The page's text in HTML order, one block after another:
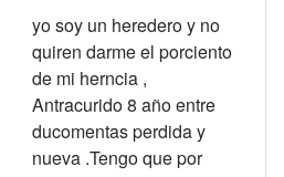
yo soy un heredero y no
quiren darme el porciento
de mi herncia ,
Antracurido 8 año entre
ducomentas perdida y
nueva .Tengo que por